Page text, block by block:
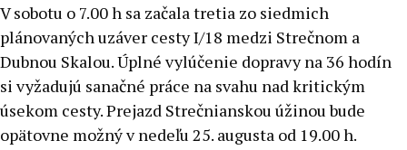
V sobotu o 7.00 h sa začala tretia zo siedmich
plánovaných uzáver cesty I/18 medzi Strečnom a
Dubnou Skalou. Úplné vylúčenie dopravy na 36 hodín
si vyžadujú sanačné práce na svahu nad kritickým
úsekom cesty. Prejazd Strečnianskou úžinou bude
opätovne možný v nedeľu 25. augusta od 19.00 h.